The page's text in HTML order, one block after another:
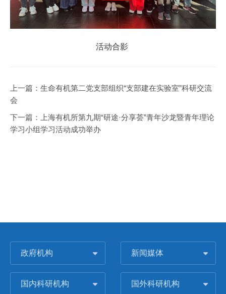
活动合影
上一篇： 生命有机第二党支部组织“支部建在实验室”科研交流
会
下一篇：
上海有机所第九期“研途·分享荟”青年沙龙暨青年理论
学习小组学习活动成功举办
政府机构 新闻媒体
国内科研机构 国外科研机构